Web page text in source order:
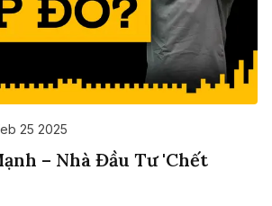
25 2025
– Nhà Đầu Tư 'Chết